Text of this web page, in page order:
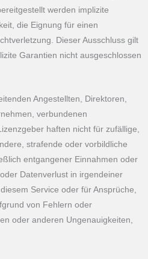
werden implizite
die Eignung für einen
Dieser Ausschluss gilt
Garantien nicht ausgeschlossen
Angestellten, Direktoren,
verbundenen
haften nicht für zufällige,
strafende oder vorbildliche
entgangener Einnahmen oder
Datenverlust in irgendeiner
Service oder für Ansprüche,
von Fehlern oder
oder anderen Ungenauigkeiten,